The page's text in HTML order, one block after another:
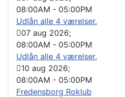
08:00AM - 05:00PM
Udlån alle 4 værelser.
07 aug 2026;
08:00AM - 05:00PM
Udlån alle 4 værelser.
10 aug 2026;
08:00AM - 05:00PM
Fredensborg Roklub